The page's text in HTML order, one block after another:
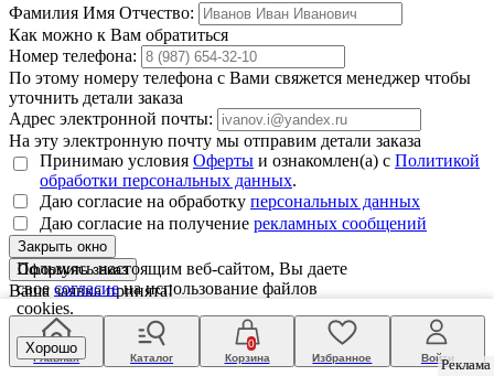
Реклама
Реклама
Главная Каталог
0
Корзина
Избранное Войти
Пользуясь настоящим веб-сайтом, Вы даете
свое согласиена использование файлов
cookies.
Хорошо
Фамилия Имя Отчество:
Как можно к Вам обратиться
Номер телефона:
По этому номеру телефона с Вами свяжется менеджер чтобы
уточнить детали заказа
Адрес электронной почты:
На эту электронную почту мы отправим детали заказа
Принимаю условия Оферты и ознакомлен(а) с Политикой
обработки персональных данных.
Даю согласие на обработку персональных данных
Даю согласие на получение рекламных сообщений
Закрыть окно
Ваша заявка принята!
×
Спасибо!
В ближайшее время с Вами свяжется наш оператор и уточнит